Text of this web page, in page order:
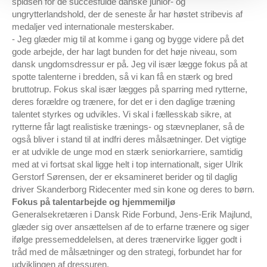
ungrytterlandshold, der de seneste år har høstet stribevis af
medaljer ved internationale mesterskaber.
- Jeg glæder mig til at komme i gang og bygge videre på det
gode arbejde, der har lagt bunden for det høje niveau, som
dansk ungdomsdressur er på. Jeg vil især lægge fokus på at
spotte talenterne i bredden, så vi kan få en stærk og bred
bruttotrup. Fokus skal især lægges på sparring med rytterne,
deres forældre og trænere, for det er i den daglige træning
talentet styrkes og udvikles. Vi skal i fællesskab sikre, at
rytterne får lagt realistiske trænings- og stævneplaner, så de
også bliver i stand til at indfri deres målsætninger. Det vigtige
er at udvikle de unge mod en stærk seniorkarriere, samtidig
med at vi fortsat skal ligge helt i top internationalt, siger Ulrik
Gerstorf Sørensen, der er eksamineret berider og til daglig
driver Skanderborg Ridecenter med sin kone og deres to børn.
Fokus på talentarbejde og hjemmemiljø
Generalsekretæren i Dansk Ride Forbund, Jens-Erik Majlund,
glæder sig over ansættelsen af de to erfarne trænere og siger
ifølge pressemeddelelsen, at deres trænervirke ligger godt i
tråd med de målsætninger og den strategi, forbundet har for
udviklingen af dressuren.